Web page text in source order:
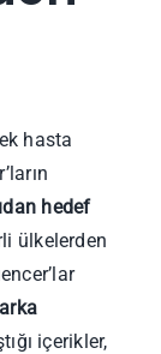
hasta
hedef
ülkelerden
içerikler,